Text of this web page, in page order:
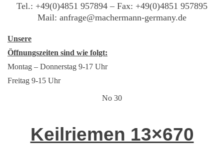
Tel.: +49(0)4851 957894 – Fax: +49(0)4851 957895
Mail: anfrage@machermann-germany.de
Unsere
Öffnungszeiten sind wie folgt:
Montag – Donnerstag 9-17 Uhr
Freitag 9-15 Uhr
No 30
Keilriemen 13×670